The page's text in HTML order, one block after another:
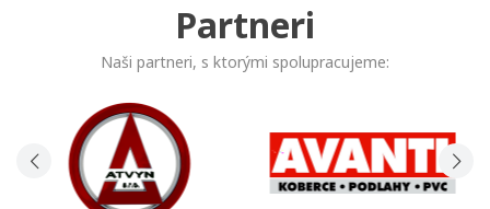
Partneri
Naši partneri, s ktorými spolupracujeme: